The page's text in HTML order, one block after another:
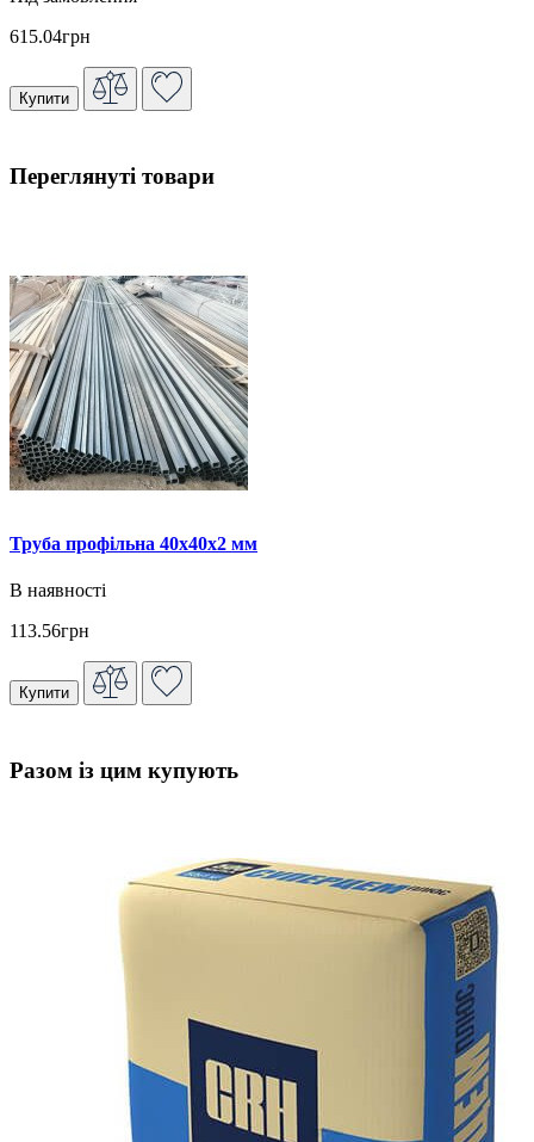
615.04грн
Купити
Переглянуті товари
Труба профільна 40х40х2 мм
В наявності
113.56грн
Купити
Разом із цим купують